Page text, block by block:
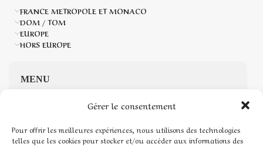
Gérer le consentement
Pour offrir les meilleures expériences, nous utilisons des technologies
telles que les cookies pour stocker et/ou accéder aux informations des
FRANCE METROPOLE ET MONACO
DOM / TOM
EUROPE
HORS EUROPE
MENU
Boutique de Pierres naturelles